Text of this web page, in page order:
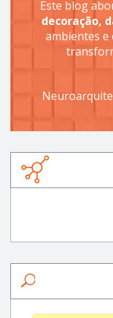
Este blog
decoração,
ambientes e